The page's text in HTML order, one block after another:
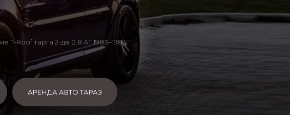
Roof тарга 2-дв. 2.8 AT 1983–1984
АРЕНДА АВТО ТАРАЗ